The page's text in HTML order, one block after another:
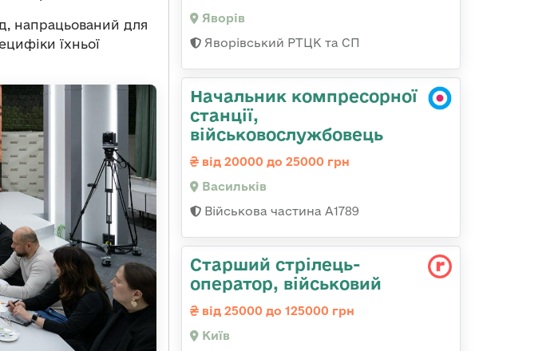
напрацьований для
їхньої
Яворів
Яворівський РТЦК та СП
Начальник компресорної
станції,
військовослужбовець
від 20000 до 25000 грн
Васильків
Військова частина А1789
Стаpший стpілець-
опеpатоp, військовий
від 25000 до 125000 грн
Київ